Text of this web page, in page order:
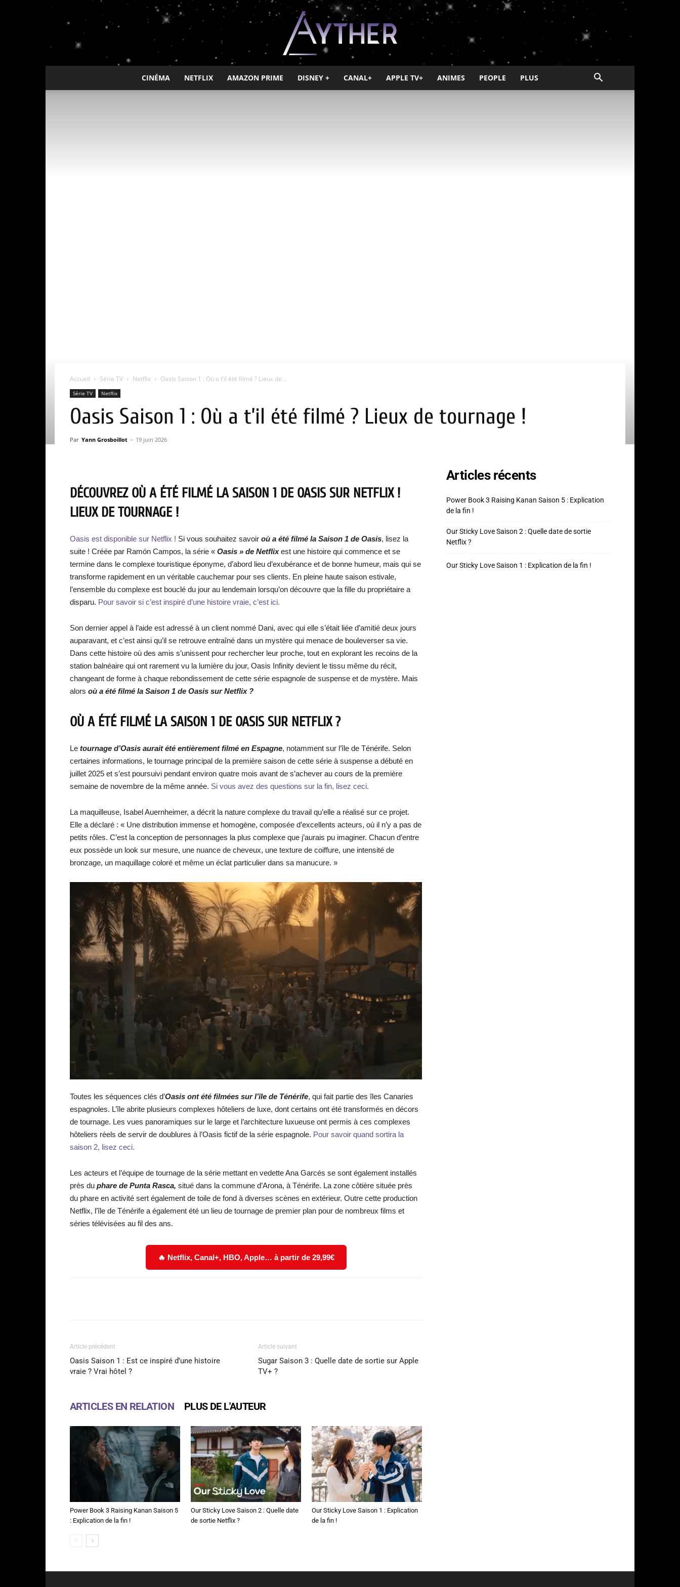
Ayther
CINÉMA NETFLIX AMAZON PRIME DISNEY + CANAL+ APPLE TV+ ANIMES PEOPLE PLUS
Accueil Série TV Netflix Oasis Saison 1 : Où a t’il été filmé ? Lieux de...
Série TV Netflix
Oasis Saison 1 : Où a t’il été filmé ? Lieux de tournage !
Par Yann Grosboillot - 19 juin 2026
DÉCOUVREZ OÙ A ÉTÉ FILMÉ LA SAISON 1 DE OASIS SUR NETFLIX !
LIEUX DE TOURNAGE !
Oasis est disponible sur Netflix ! Si vous souhaitez savoir où a été filmé la Saison 1 de Oasis, lisez la
suite ! Créée par Ramón Campos, la série « Oasis » de Netflixest une histoire qui commence et se
termine dans le complexe touristique éponyme, d’abord lieu d’exubérance et de bonne humeur, mais qui se
transforme rapidement en un véritable cauchemar pour ses clients. En pleine haute saison estivale,
l’ensemble du complexe est bouclé du jour au lendemain lorsqu’on découvre que la fille du propriétaire a
disparu. Pour savoir si c’est inspiré d’une histoire vraie, c’est ici.
Son dernier appel à l’aide est adressé à un client nommé Dani, avec qui elle s’était liée d’amitié deux jours
auparavant, et c’est ainsi qu’il se retrouve entraîné dans un mystère qui menace de bouleverser sa vie.
Dans cette histoire où des amis s’unissent pour rechercher leur proche, tout en explorant les recoins de la
station balnéaire qui ont rarement vu la lumière du jour, Oasis Infinity devient le tissu même du récit,
changeant de forme à chaque rebondissement de cette série espagnole de suspense et de mystère. Mais
alors où a été filmé la Saison 1 de Oasis sur Netflix ?
OÙ A ÉTÉ FILMÉ LA SAISON 1 DE OASIS SUR NETFLIX ?
Le tournage d’Oasis aurait été entièrement filmé en Espagne, notamment sur l’île de Ténérife. Selon
certaines informations, le tournage principal de la première saison de cette série à suspense a débuté en
juillet 2025 et s’est poursuivi pendant environ quatre mois avant de s’achever au cours de la première
semaine de novembre de la même année. Si vous avez des questions sur la fin, lisez ceci.
La maquilleuse, Isabel Auernheimer, a décrit la nature complexe du travail qu’elle a réalisé sur ce projet.
Elle a déclaré : « Une distribution immense et homogène, composée d’excellents acteurs, où il n’y a pas de
petits rôles. C’est la conception de personnages la plus complexe que j’aurais pu imaginer. Chacun d’entre
eux possède un look sur mesure, une nuance de cheveux, une texture de coiffure, une intensité de
bronzage, un maquillage coloré et même un éclat particulier dans sa manucure. »
Toutes les séquences clés d’Oasis ont été filmées sur l’île de Ténérife, qui fait partie des îles Canaries
espagnoles. L’île abrite plusieurs complexes hôteliers de luxe, dont certains ont été transformés en décors
de tournage. Les vues panoramiques sur le large et l’architecture luxueuse ont permis à ces complexes
hôteliers réels de servir de doublures à l’Oasis fictif de la série espagnole. Pour savoir quand sortira la
saison 2, lisez ceci.
Les acteurs et l’équipe de tournage de la série mettant en vedette Ana Garcés se sont également installés
près du phare de Punta Rasca, situé dans la commune d’Arona, à Ténérife. La zone côtière située près
du phare en activité sert également de toile de fond à diverses scènes en extérieur. Outre cette production
Netflix, l’île de Ténérife a également été un lieu de tournage de premier plan pour de nombreux films et
séries télévisées au fil des ans.
🔥 Netflix, Canal+, HBO, Apple… à partir de 29,99€
Article précédent
Oasis Saison 1 : Est ce inspiré d’une histoire
vraie ? Vrai hôtel ?
Article suivant
Sugar Saison 3 : Quelle date de sortie sur Apple
TV+ ?
ARTICLES EN RELATION PLUS DE L'AUTEUR
Power Book 3 Raising Kanan Saison 5
: Explication de la fin !
Our Sticky Love Saison 2 : Quelle date
de sortie Netflix ?
Our Sticky Love Saison 1 : Explication
de la fin !
Articles récents
Power Book 3 Raising Kanan Saison 5 : Explication
de la fin !
Our Sticky Love Saison 2 : Quelle date de sortie
Netflix ?
Our Sticky Love Saison 1 : Explication de la fin !